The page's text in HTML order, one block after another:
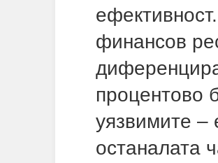
финансов
процентово
уязвимите –
останалата